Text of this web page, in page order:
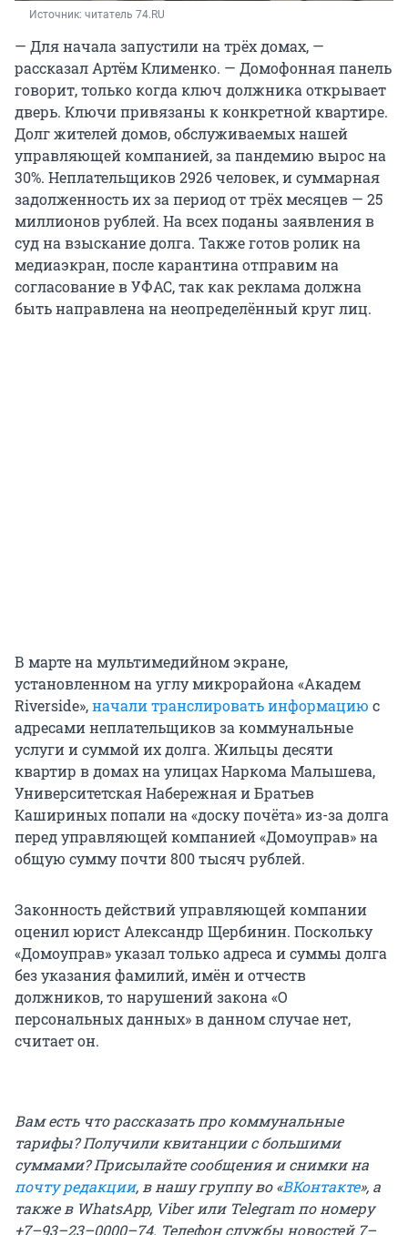
Источник: читатель 74.RU
— Для начала запустили на трёх домах, —
рассказал Артём Клименко. — Домофонная панель
говорит, только когда ключ должника открывает
дверь. Ключи привязаны к конкретной квартире.
Долг жителей домов, обслуживаемых нашей
управляющей компанией, за пандемию вырос на
30%. Неплательщиков 2926 человек, и суммарная
задолженность их за период от трёх месяцев — 25
миллионов рублей. На всех поданы заявления в
суд на взыскание долга. Также готов ролик на
медиаэкран, после карантина отправим на
согласование в УФАС, так как реклама должна
быть направлена на неопределённый круг лиц.
В марте на мультимедийном экране,
установленном на углу микрорайона «Академ
Riverside»,начали транслировать информацию с
адресами неплательщиков за коммунальные
услуги и суммой их долга. Жильцы десяти
квартир в домах на улицах Наркома Малышева,
Университетская Набережная и Братьев
Кашириных попали на «доску почёта» из-за долга
перед управляющей компанией «Домоуправ» на
общую сумму почти 800 тысяч рублей.
Законность действий управляющей компании
оценил юрист Александр Щербинин. Поскольку
«Домоуправ» указал только адреса и суммы долга
без указания фамилий, имён и отчеств
должников, то нарушений закона «О
персональных данных» в данном случае нет,
считает он.
Вам есть что рассказать про коммунальные
тарифы? Получили квитанции с большими
суммами? Присылайте сообщения и снимки на
почту редакции, в нашугруппу во «ВКонтакте», а
также в WhatsApp, Viber или Telegram по номеру
+7–93–23–0000–74. Телефон службы новостей 7–